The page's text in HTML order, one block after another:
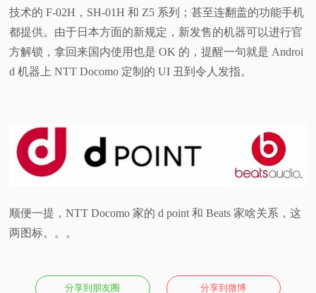
技术的 F-02H，SH-01H 和 Z5 系列；甚至连翻盖的功能手机
都提供。由于日本方面的新规定，新发售的机器可以进行官
方解锁，拿回来国内使用也是 OK 的，提醒一句就是 Androi
d 机器上 NTT Docomo 定制的 UI 丑到令人发指。
顺便一提，NTT Docomo 家的 d point 和 Beats 家啥关系，这
两图标。。。
分享到朋友圈 分享到微博